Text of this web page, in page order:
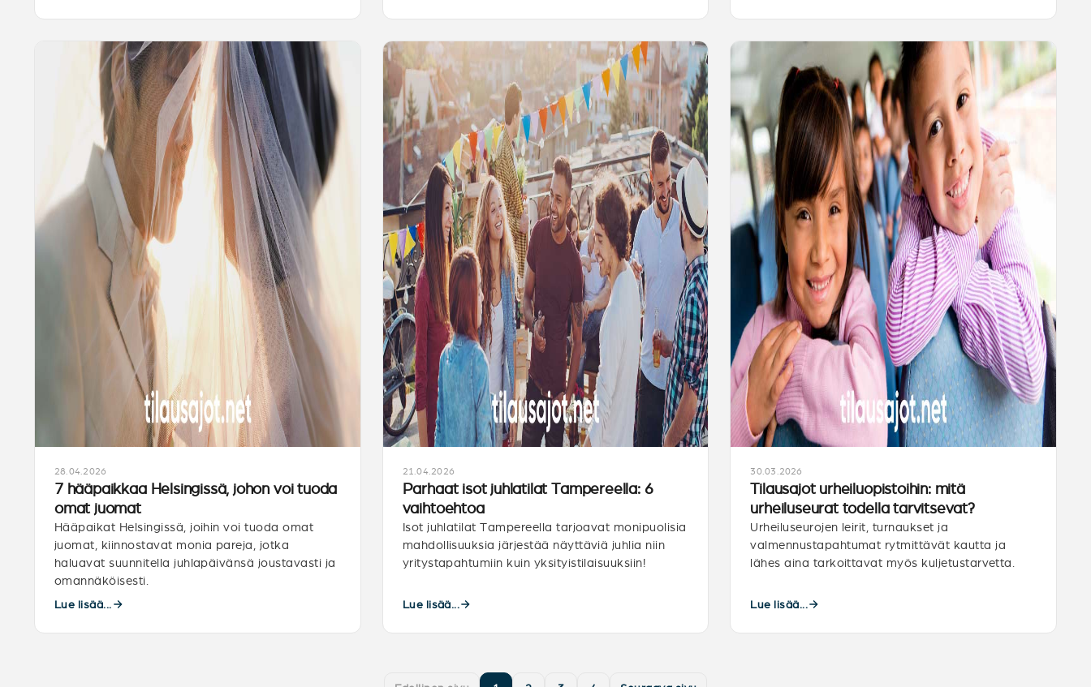
28.04.2026
7 hääpaikkaa Helsingissä, johon voi tuoda
omat juomat
Hääpaikat Helsingissä, joihin voi tuoda omat
juomat, kiinnostavat monia pareja, jotka
haluavat suunnitella juhlapäivänsä joustavasti ja
omannäköisesti.
Lue lisää...
21.04.2026
Parhaat isot juhlatilat Tampereella: 6
vaihtoehtoa
Isot juhlatilat Tampereella tarjoavat monipuolisia
mahdollisuuksia järjestää näyttäviä juhlia niin
yritystapahtumiin kuin yksityistilaisuuksiin!
Lue lisää...
30.03.2026
Tilausajot urheiluopistoihin: mitä
urheiluseurat todella tarvitsevat?
Urheiluseurojen leirit, turnaukset ja
valmennustapahtumat rytmittävät kautta ja
lähes aina tarkoittavat myös kuljetustarvetta.
Lue lisää...